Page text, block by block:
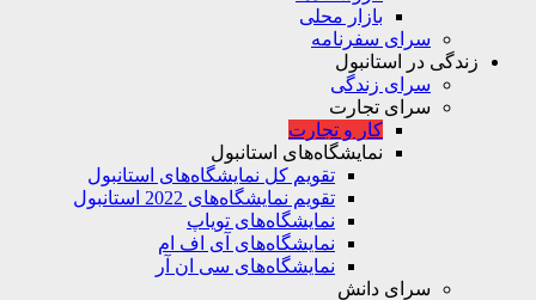
بازار محلی
سرای سفرنامه
زندگی در استانبول
سرای زندگی
سرای تجارت
کار و تجارت
نمایشگاه‌های استانبول
تقویم کل نمایشگاه‌های استانبول
تقویم نمایشگاه‌های 2022 استانبول
نمایشگاه‌های تویاپ
نمایشگاه‌های آی اف ام
نمایشگاه‌های سی ان آر
سرای دانش